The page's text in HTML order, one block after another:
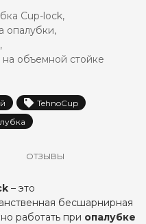
Cup-lock,
опалубки,
,
объемной стойке
TehnoCup
ОТЗЫВЫ
– это
бесшарнирная
работать при опалубке